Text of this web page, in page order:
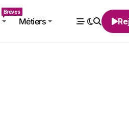
Breves
Métiers